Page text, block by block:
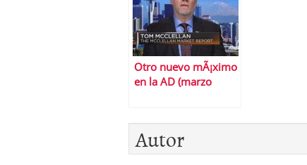
Otro nuevo mÃ¡ximo
en la AD (marzo
Autor